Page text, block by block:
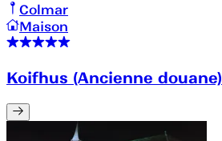
Colmar
Maison
Koifhus (Ancienne douane)